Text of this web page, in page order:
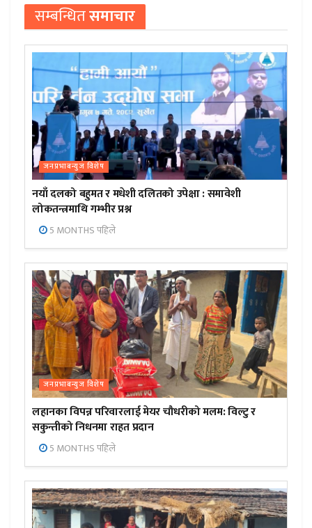
सम्बन्धितसमाचार
जनप्रभाबन्युज विशेष
नयाँ दलको बहुमत र मधेशी दलितको उपेक्षा : समावेशी
लोकतन्त्रमाथि गम्भीर प्रश्न
5 MONTHS पहिले
जनप्रभाबन्युज विशेष
लहानका विपन्न परिवारलाई मेयर चौधरीको मलम: विल्टु र
सकुन्तीको निधनमा राहत प्रदान
5 MONTHS पहिले